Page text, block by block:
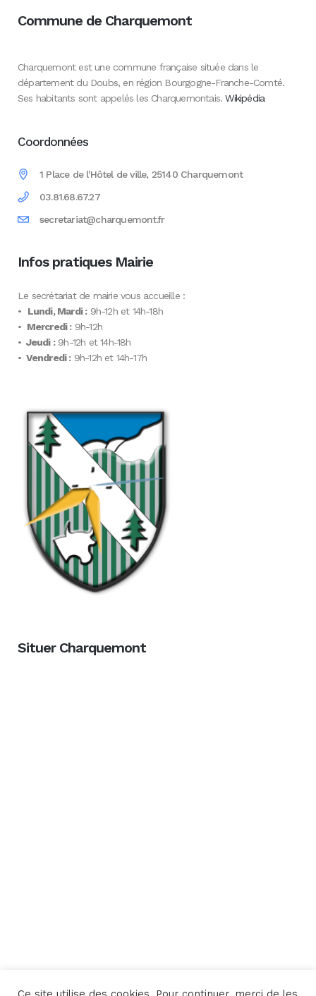
Commune de Charquemont
Charquemont est une commune française située dans le
département du Doubs, en région Bourgogne-Franche-Comté.
Ses habitants sont appelés les Charquemontais.Wikipédia
Coordonnées
1 Place de l'Hôtel de ville, 25140 Charquemont
03.81.68.67.27
secretariat@charquemont.fr
Infos pratiques Mairie
Le secrétariat de mairie vous accueille :
• Lundi, Mardi :9h-12h et 14h-18h
• Mercredi :9h-12h
• Jeudi :9h-12h et 14h-18h
• Vendredi :9h-12h et 14h-17h
Situer Charquemont